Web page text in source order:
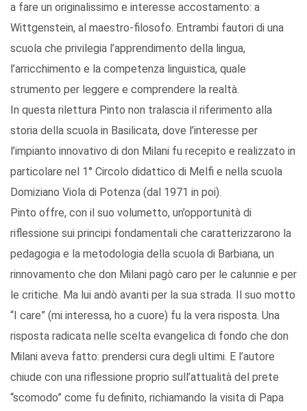
a fare un originalissimo e interesse accostamento: a
Wittgenstein, al maestro-filosofo. Entrambi fautori di una
scuola che privilegia l’apprendimento della lingua,
l’arricchimento e la competenza linguistica, quale
strumento per leggere e comprendere la realtà.
In questa rilettura Pinto non tralascia il riferimento alla
storia della scuola in Basilicata, dove l’interesse per
l’impianto innovativo di don Milani fu recepito e realizzato in
particolare nel 1° Circolo didattico di Melfi e nella scuola
Domiziano Viola di Potenza (dal 1971 in poi).
Pinto offre, con il suo volumetto, un’opportunità di
riflessione sui principi fondamentali che caratterizzarono la
pedagogia e la metodologia della scuola di Barbiana, un
rinnovamento che don Milani pagò caro per le calunnie e per
le critiche. Ma lui andò avanti per la sua strada. Il suo motto
“I care” (mi interessa, ho a cuore) fu la vera risposta. Una
risposta radicata nelle scelta evangelica di fondo che don
Milani aveva fatto: prendersi cura degli ultimi. E l’autore
chiude con una riflessione proprio sull’attualità del prete
“scomodo” come fu definito, richiamando la visita di Papa